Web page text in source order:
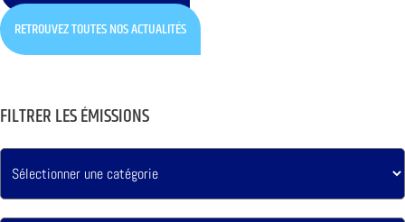
RETROUVEZ TOUTES NOS ACTUALITÉS
FILTRER LES ÉMISSIONS